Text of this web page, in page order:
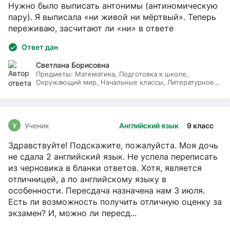
Нужно было выписать антонимы (антиномическую
пару). Я выписала «ни живой ни мёртвый». Теперь
переживаю, засчитают ли «ни» в ответе
Ответ дан
Светлана Борисовна
Предметы: Математика, Подготовка к школе,
Окружающий мир, Начальные классы, Литературное
Английский язык 9 класс
У Ученик
Здравствуйте! Подскажите, пожалуйста. Моя дочь
не сдала 2 английский язык. Не успела переписать
из черновика в бланки ответов. Хотя, является
отличницей, а по английскому языку в
особенности. Пересдача назначена нам 3 июля.
Есть ли возможность получить отличную оценку за
экзамен? И, можно ли пересд...